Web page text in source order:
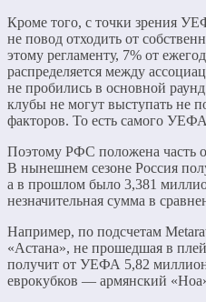
Кроме того, с точки зрения
не повод отходить от
этому регламенту, 7% от
распределяется между
не пробились в основной
клубы не могут выступать не
факторов. То есть самого
Поэтому РФС положена часть
В нынешнем сезоне Россия
а в прошлом было 3,381
незначительная сумма в
Например, по подсчетам
«Астана», не прошедшая в
получит от УЕФА 5,82
еврокубков — армянский